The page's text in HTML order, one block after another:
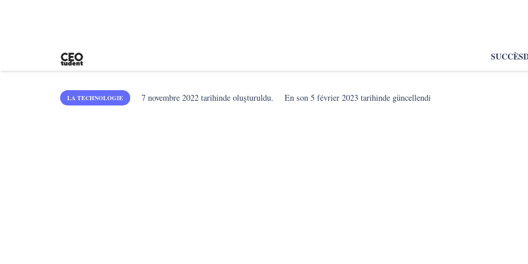
SUCCÈS
LA TECHNOLOGIE 7 novembre 2022 tarihinde oluşturuldu. En son5 février 2023 tarihinde güncellendi